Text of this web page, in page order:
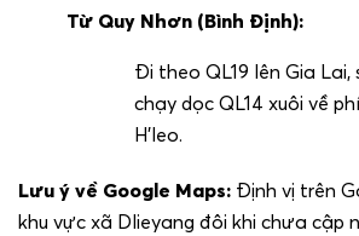
Từ Quy Nhơn (Bình Định):
Đi theo QL19 lên Gia Lai,
chạy dọc QL14 xuôi về
H’leo.
Lưu ý về Google Maps: Định vị trên
khu vực xã Dlieyang đôi khi chưa cập